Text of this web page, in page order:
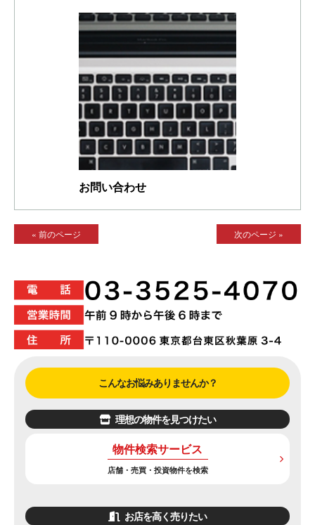
お問い合わせ
« 前のページ 次のページ »
こんなお悩みありませんか？
理想の物件を見つけたい
物件検索サービス
店舗・売買・投資物件を検索
お店を高く売りたい